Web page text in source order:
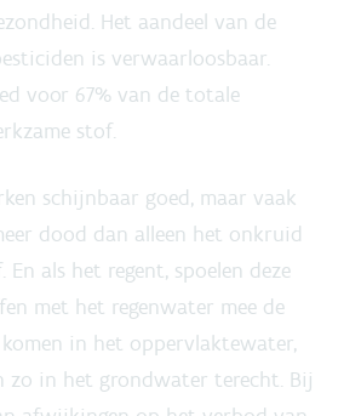
Het aandeel van de
is verwaarloosbaar.
voor 67% van de totale
stof.
schijnbaar goed, maar vaak
dood dan alleen het onkruid
En als het regent, spoelen deze
met het regenwater mee de
in het oppervlaktewater,
zo in het grondwater terecht. Bij